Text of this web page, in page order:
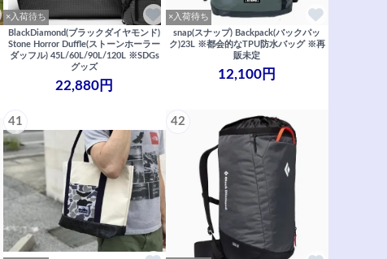
×入荷待ち
BlackDiamond(ブラックダイヤモンド)
Stone Horror Duffle(ストーンホーラー
ダッフル) 45L/60L/90L/120L ※SDGs
グッズ
22,880円
×入荷待ち
snap(スナップ) Backpack(バックパッ
ク)23L ※都会的なTPU防水バッグ ※再
販未定
12,100円
41 42